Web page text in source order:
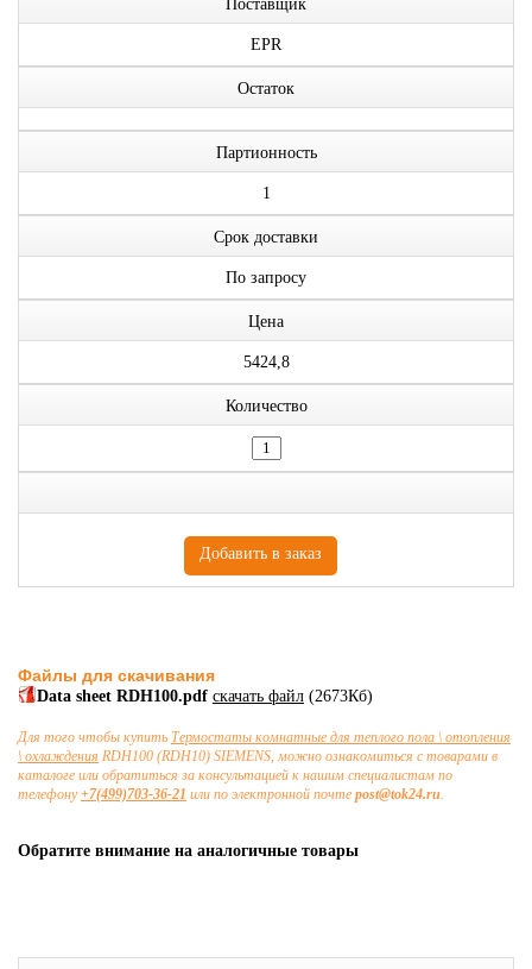
Поставщик
EPR
Остаток
Партионность
1
Срок доставки
По запросу
Цена
5424,8
Количество
Файлы для скачивания
Data sheet RDH100.pdf скачать файл (2673Кб)
Для того чтобы купить Термостаты комнатные для теплого пола \ отопления
\ охлаждения RDH100 (RDH10) SIEMENS, можно ознакомиться с товарами в
каталоге или обратиться за консультацией к нашим специалистам по
телефону+7(499)703-36-21 или по электронной почте post@tok24.ru.
Обратите внимание на аналогичные товары